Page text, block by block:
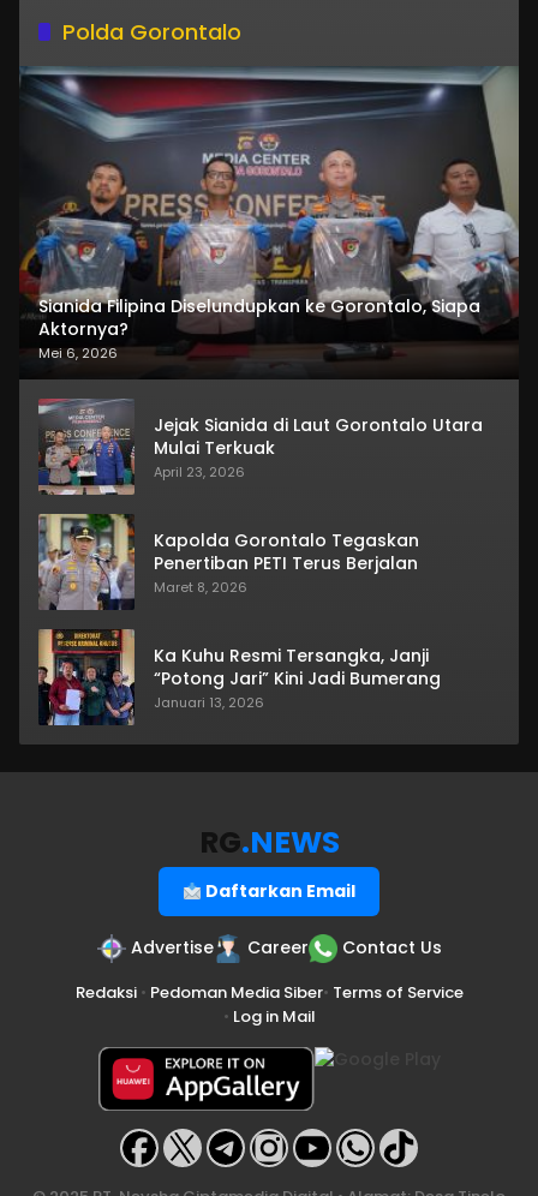
Polda Gorontalo
Sianida Filipina Diselundupkan ke Gorontalo, Siapa
Aktornya?
Mei 6, 2026
Jejak Sianida di Laut Gorontalo Utara
Mulai Terkuak
April 23, 2026
Kapolda Gorontalo Tegaskan
Penertiban PETI Terus Berjalan
Maret 8, 2026
Ka Kuhu Resmi Tersangka, Janji
“Potong Jari” Kini Jadi Bumerang
Januari 13, 2026
RG.NEWS
Daftarkan Email
Advertise Career Contact Us
Redaksi• Pedoman Media Siber• Terms of Service
• Log in Mail